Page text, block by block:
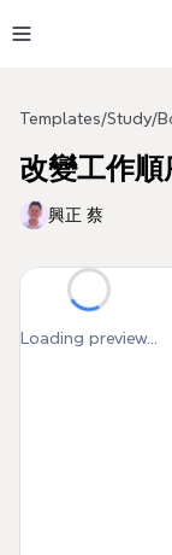
Templates/Study/
改變工作
興正 蔡
Loading preview...